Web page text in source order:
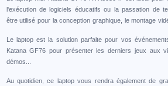
l'exécution de logiciels éducatifs ou la passation de
être utilisé pour la conception graphique, le montage
Le laptop est la solution parfaite pour vos
Katana GF76 pour présenter les derniers jeux aux
démos...
Au quotidien, ce laptop vous rendra également de